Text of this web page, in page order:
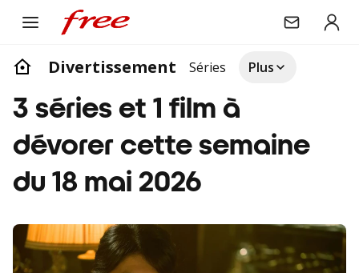
Divertissement Séries Plus
3 séries et 1 film à
dévorer cette semaine
du 18 mai 2026